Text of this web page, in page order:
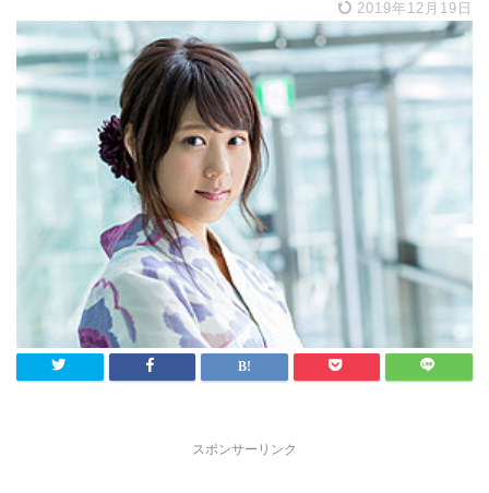
2019年12月19日
スポンサーリンク